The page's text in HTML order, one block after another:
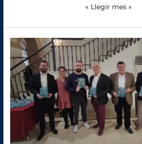
« Llegir mes »
UD
presenta
el
seu
primer
llibre
infantil:
Els
Tigres
del